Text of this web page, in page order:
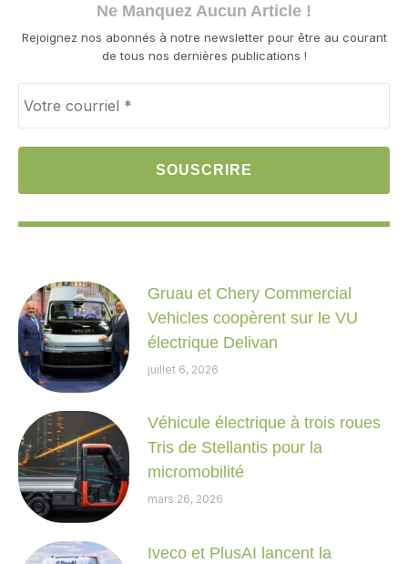
Ne Manquez Aucun Article !
Rejoignez nos abonnés à notre newsletter pour être au courant
de tous nos dernières publications !
Gruau et Chery Commercial
Vehicles coopèrent sur le VU
électrique Delivan
juillet 6, 2026
Véhicule électrique à trois roues
Tris de Stellantis pour la
micromobilité
mars 26, 2026
Iveco et PlusAI lancent la